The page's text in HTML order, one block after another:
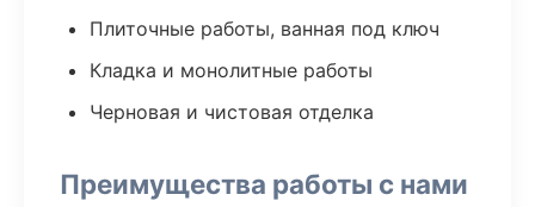
Плиточные работы, ванная под ключ
Кладка и монолитные работы
Черновая и чистовая отделка
Преимущества работы с нами